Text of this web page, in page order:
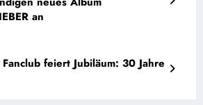
an
feiert Jubiläum: 30 Jahre